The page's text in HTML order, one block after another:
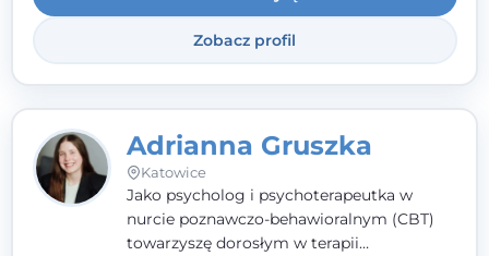
Zobacz profil
Adrianna Gruszka
Katowice
Jako psycholog i psychoterapeutka w
nurcie poznawczo-behawioralnym (CBT)
towarzyszę dorosłym w terapii